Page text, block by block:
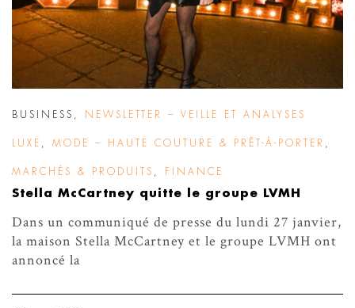
BUSINESS , NEWSLETTER – VEILLE ET ANALYSES
LUXE , MODE – HAUTE COUTURE & PRÊT-À-PORTER ,
MARCHÉS & PRODUITS , FINANCE
Stella McCartney quitte le groupe LVMH
Dans un communiqué de presse du lundi 27 janvier,
la maison Stella McCartney et le groupe LVMH ont
annoncé la